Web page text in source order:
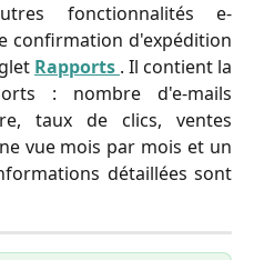
fonctionnalités e-
confirmation d'expédition
Rapports . Il contient la
: nombre d'e-mails
taux de clics, ventes
vue mois par mois et un
détaillées sont